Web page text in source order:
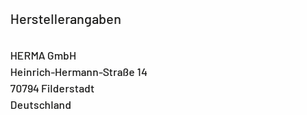
Herstellerangaben
HERMA GmbH
Heinrich-Hermann-Straße 14
70794 Filderstadt
Deutschland